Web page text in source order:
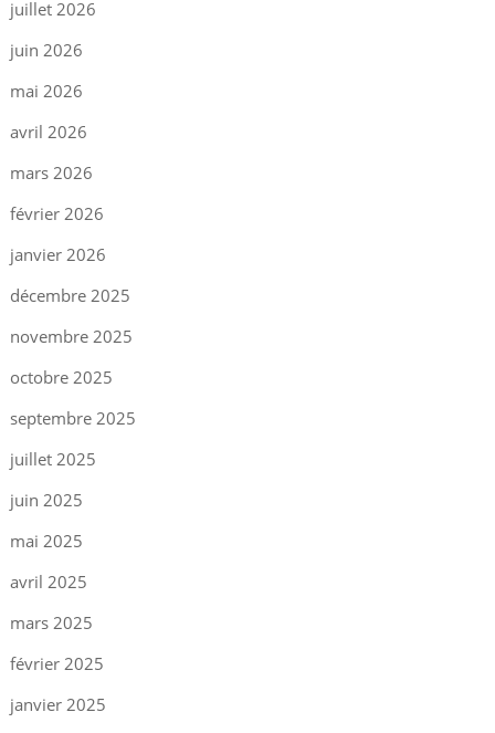
juillet 2026
juin 2026
mai 2026
avril 2026
mars 2026
février 2026
janvier 2026
décembre 2025
novembre 2025
octobre 2025
septembre 2025
juillet 2025
juin 2025
mai 2025
avril 2025
mars 2025
février 2025
janvier 2025